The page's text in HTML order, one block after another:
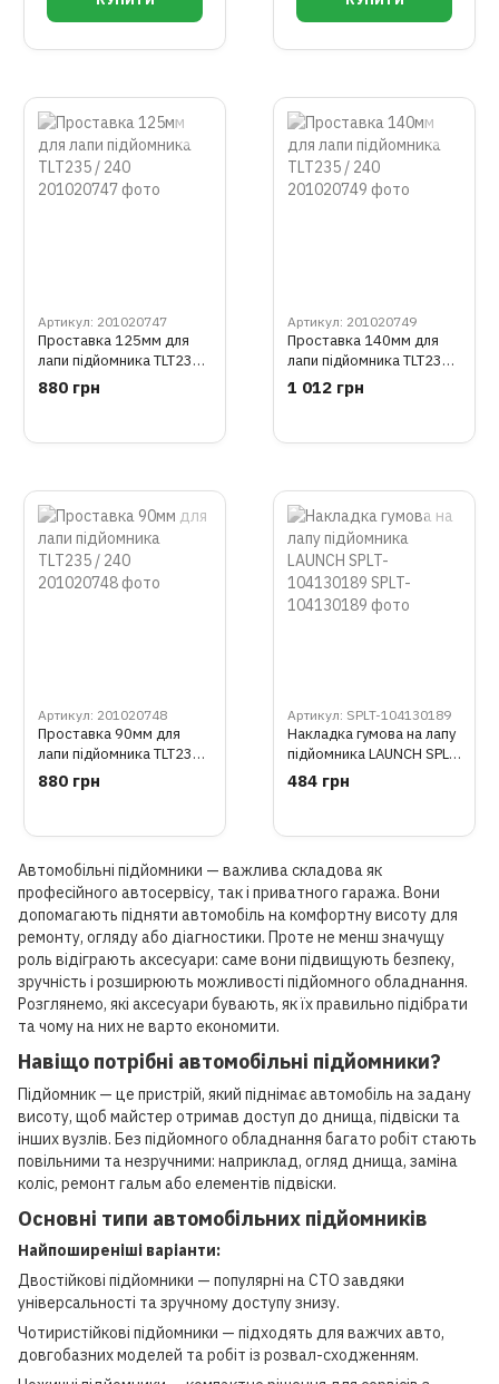
Артикул: 201020747
Проставка 125мм для
лапи підйомника TLT235 /
240
880 грн
Артикул: 201020749
Проставка 140мм для
лапи підйомника TLT235 /
240
1 012 грн
Артикул: 201020748
Проставка 90мм для
лапи підйомника TLT235 /
240
880 грн
Артикул: SPLT-104130189
Накладка гумова на лапу
підйомника LAUNCH SPLT-
104130189
484 грн
Автомобільні підйомники — важлива складова як
професійного автосервісу, так і приватного гаража. Вони
допомагають підняти автомобіль на комфортну висоту для
ремонту, огляду або діагностики. Проте не менш значущу
роль відіграють аксесуари: саме вони підвищують безпеку,
зручність і розширюють можливості підйомного обладнання.
Розглянемо, які аксесуари бувають, як їх правильно підібрати
та чому на них не варто економити.
Навіщо потрібні автомобільні підйомники?
Підйомник — це пристрій, який піднімає автомобіль на задану
висоту, щоб майстер отримав доступ до днища, підвіски та
інших вузлів. Без підйомного обладнання багато робіт стають
повільними та незручними: наприклад, огляд днища, заміна
коліс, ремонт гальм або елементів підвіски.
Основні типи автомобільних підйомників
Найпоширеніші варіанти:
Двостійкові підйомники — популярні на СТО завдяки
універсальності та зручному доступу знизу.
Чотиристійкові підйомники — підходять для важчих авто,
довгобазних моделей та робіт із розвал-сходженням.